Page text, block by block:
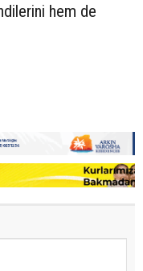
hem de